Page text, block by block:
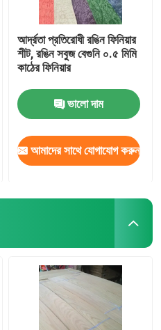
আর্দ্রতা প্রতিরোধী রঙিন ফিনিয়ার
শীট, রঙিন সবুজ বেগুনি ০.৫ মিমি
কাঠের ফিনিয়ার
ভালো দাম
আমাদের সাথে যোগাযোগ করুন